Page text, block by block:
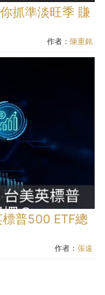
抓準淡旺季 賺
作者： 陳重銘
普500 ETF總
作者： 張遠